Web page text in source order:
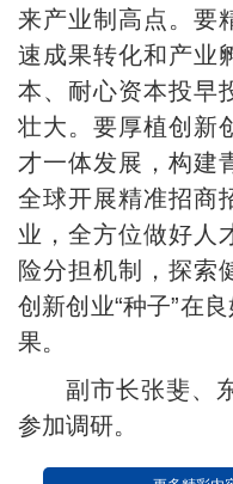
来产业制高点。要
速成果转化和产业
本、耐心资本投早
壮大。要厚植创新
才一体发展，构建
全球开展精准招商
业，全方位做好人
险分担机制，探索
创新创业“种子”在
果。
副市长张斐、
参加调研。